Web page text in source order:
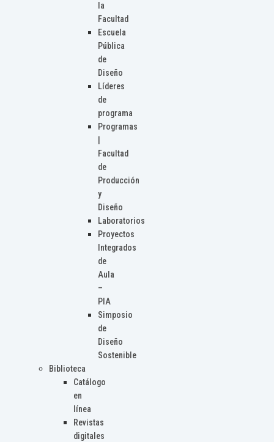
la
Facultad
Escuela
Pública
de
Diseño
Líderes
de
programa
Programas
Facultad
de
Producción
y
Diseño
Laboratorios
Proyectos
Integrados
de
Aula
–
PIA
Simposio
de
Diseño
Sostenible
Biblioteca
Catálogo
en
línea
Revistas
digitales